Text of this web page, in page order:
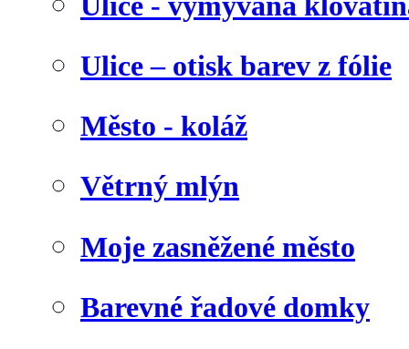
Ulice – otisk barev z fólie
Město - koláž
Větrný mlýn
Moje zasněžené město
Barevné řadové domky